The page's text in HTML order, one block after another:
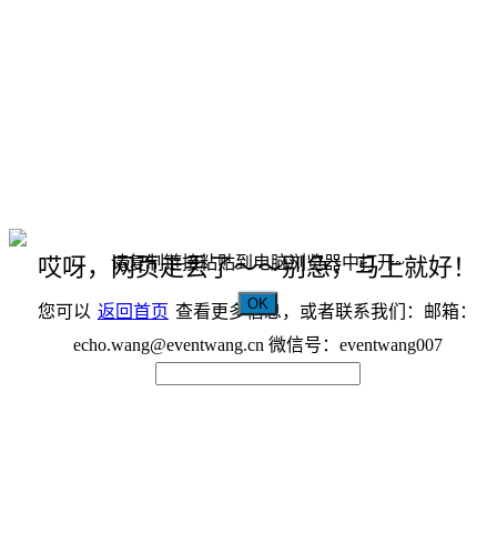
哎呀，网页走丢了～～别急，马上就好！
您可以 返回首页 查看更多信息，或者联系我们：邮箱：
echo.wang@eventwang.cn 微信号：eventwang007
请复制链接粘贴到电脑浏览器中打开~
OK